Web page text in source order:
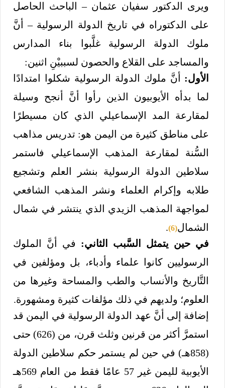
ويرى الدكتور سفيان عثمان – الباحث الحاصل
على الدكتوراه في تاريخ الدولة الرسولية – أنَّ
ملوك الدولة الرسولية غلَّبوا بناء المدارس
والمساجد على القلاع والحصون لسببيْنِ اثنين:
الأول:
أنَّ ملوك الدولة الرسولية شكلوا امتدادًا
لما بدأه الأيوبيون الذين رأوا أنَّ أنجح وسيلة
لمقارعة المد الإسماعيلي الذي كان مسيطرًا
على مناطق كثيرة من اليمن هو: تدريس مذاهب
السُّنة لمقارعة المذهب الإسماعيلي فاستمر
سلاطين الدولة الرسولية بنشر العلم وتشجيع
طلابه وإكرام العلماء ونشر المذهب الشافعي
لمواجهة المذهب الزيدي الذي ينتشر في شمال
الشمال(6)
.
في حين يتمثل السَّبب الثاني: في أنَّ الملوك
الرسوليين كانوا علماء وأدباء، بل ومؤلفين في
التَّاريخ والأنساب والطب والمساحة وغيرها من
العلوم؛ ولديهم في ذلك مؤلفات كثيرة ومشهورة.
إضافة إلى أنَّ عهد الدولة الرسولية في اليمن قد
استمرَّ أكثر من قرنين وثلث قرن، من (626) حتى
(858هـ) في حين لم يستمر حكم سلاطين الدولة
الأيوبية لليمن غير 57 عامًا فقط من العام 569هـ